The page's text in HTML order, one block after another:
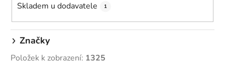
Skladem u dodavatele 1
Značky
Položek k zobrazení: 1325